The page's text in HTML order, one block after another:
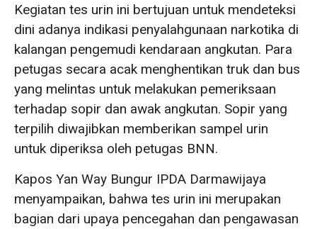
Kegiatan tes urin ini bertujuan untuk mendeteksi
dini adanya indikasi penyalahgunaan narkotika di
kalangan pengemudi kendaraan angkutan. Para
petugas secara acak menghentikan truk dan bus
yang melintas untuk melakukan pemeriksaan
terhadap sopir dan awak angkutan. Sopir yang
terpilih diwajibkan memberikan sampel urin
untuk diperiksa oleh petugas BNN.
Kapos Yan Way Bungur IPDA Darmawijaya
menyampaikan, bahwa tes urin ini merupakan
bagian dari upaya pencegahan dan pengawasan